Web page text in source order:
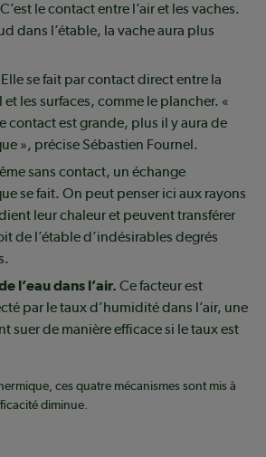
C’est le contact entre l’air et les vaches.
dans l’étable, la vache aura plus
Elle se fait par contact direct entre la
et les surfaces, comme le plancher. «
contact est grande, plus il y aura de
», précise Sébastien Fournel.
sans contact, un échange
se fait. On peut penser ici aux rayons
leur chaleur et peuvent transférer
de l’étable d’indésirables degrés
l’eau dans l’air. Ce facteur est
par le taux d’humidité dans l’air, une
suer de manière efficace si le taux est
ces quatre mécanismes sont mis à
diminue.